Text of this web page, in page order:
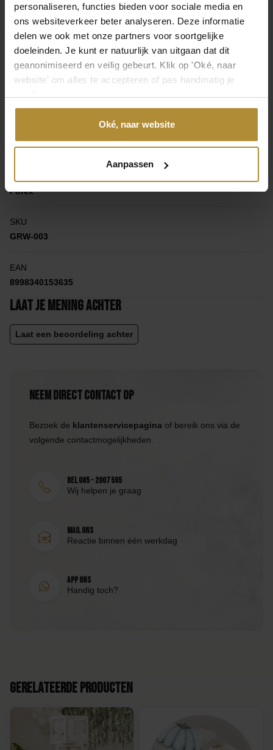
personaliseren, functies bieden voor sociale media en
ons websiteverkeer beter analyseren. Deze informatie
delen we ook met onze partners voor soortgelijke
doeleinden. Je kunt er natuurlijk van uitgaan dat dit
geanonimiseerd en veilig gebeurt. Klik op 'Oké, naar
website' om alles te accepteren of pas handmatig je
Oké, naar website
Aanpassen
Gewicht
0,3 kg
Afmetingen
70 × 50 cm
Product
50 x 70 cm ( B x H )
Forex
SKU
GRW-003
EAN
8998340153635
Laat je mening achter
Laat een beoordeling achter
Neem direct contact op
Bezoek de klantenservicepagina of bereik ons via de
volgende contactmogelijkheden.
Bel 085 - 2007 595
Wij helpen je graag
Mail ons
Reactie binnen één werkdag
App ons
Handig toch?
Gerelateerde producten